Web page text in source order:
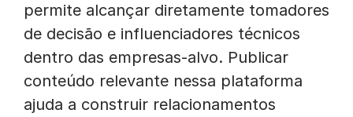
permite alcançar diretamente tomadores
de decisão e influenciadores técnicos
dentro das empresas-alvo. Publicar
conteúdo relevante nessa plataforma
ajuda a construir relacionamentos